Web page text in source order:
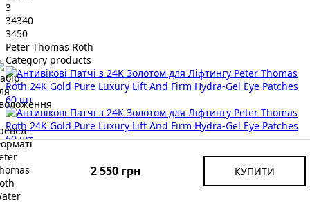
2 550 грн КУПИТИ
3
34340
3450
Peter Thomas Roth
Category products
Peter Thomas Roth
Антивікові Патчі з 24K Золотом для Ліфтингу Peter Thomas
Roth 24K Gold Pure Luxury Lift And Firm Hydra-Gel Eye Patches
60 шт